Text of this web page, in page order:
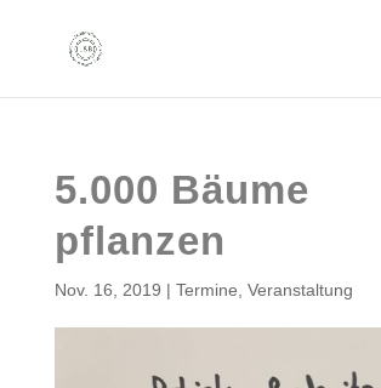
5.000 Bäume
pflanzen
Nov. 16, 2019 | Termine Veranstaltung